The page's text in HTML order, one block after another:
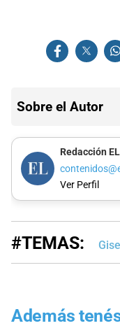
Sobre el Autor
Redacción EL
Ver Perfil
#TEMAS:
Además